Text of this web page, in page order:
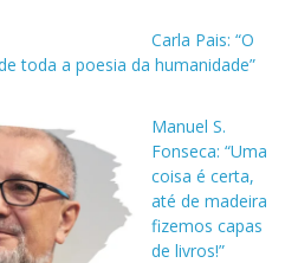
Carla Pais: “O
toda a poesia da humanidade”
Manuel S.
Fonseca: “Uma
coisa é certa,
até de madeira
fizemos capas
de livros!”